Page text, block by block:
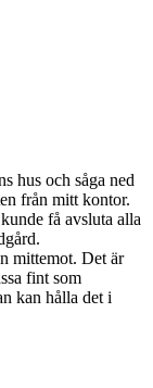
hus och såga ned
från mitt kontor.
få avsluta alla
mittemot. Det är
fint som
kan hålla det i